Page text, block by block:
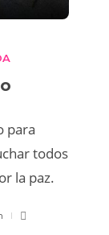
para
todos
la paz.